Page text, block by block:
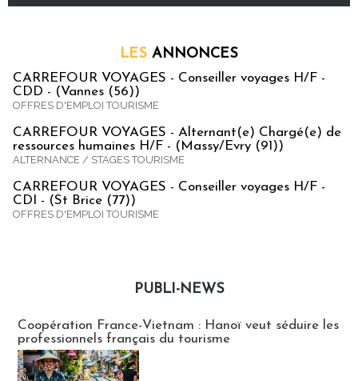
LES ANNONCES
CARREFOUR VOYAGES - Conseiller voyages H/F -
CDD - (Vannes (56))
OFFRES D'EMPLOI TOURISME
CARREFOUR VOYAGES - Alternant(e) Chargé(e) de
ressources humaines H/F - (Massy/Evry (91))
ALTERNANCE / STAGES TOURISME
CARREFOUR VOYAGES - Conseiller voyages H/F -
CDI - (St Brice (77))
OFFRES D'EMPLOI TOURISME
PUBLI-NEWS
Coopération France-Vietnam : Hanoï veut séduire les
professionnels français du tourisme